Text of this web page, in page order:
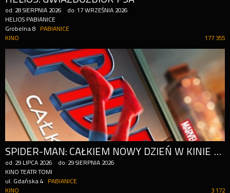
od: 28 SIERPNIA 2026 do:17 WRZEŚNIA 2026
HELIOS PABIANICE
Grobelna 8
PABIANICE
177 355
KINO
SPIDER-MAN: CAŁKIEM NOWY DZIEŃ W KINIE TOMI!
od: 29 LIPCA 2026 do: 29 SIERPNIA 2026
KINO TEATR TOMI
ul. Gdańska 4
PABIANICE
3 172
KINO